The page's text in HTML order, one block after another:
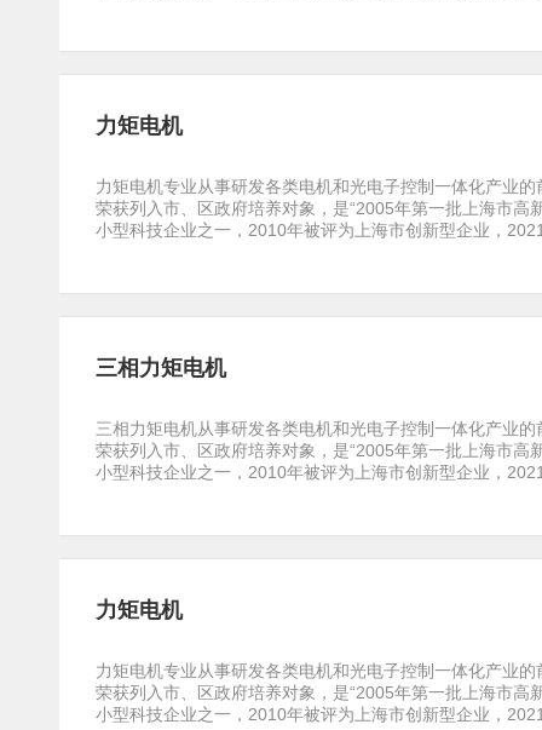
力矩电机
力矩电机专业从事研发各类电机和光电子控制一体化产业
荣获列入市、区政府培养对象，是“2005年第一批上海市
小型科技企业之一，2010年被评为上海市创新型企业，
三相力矩电机
三相力矩电机从事研发各类电机和光电子控制一体化产业
荣获列入市、区政府培养对象，是“2005年第一批上海市
小型科技企业之一，2010年被评为上海市创新型企业，
力矩电机
力矩电机专业从事研发各类电机和光电子控制一体化产业
荣获列入市、区政府培养对象，是“2005年第一批上海市
小型科技企业之一，2010年被评为上海市创新型企业，